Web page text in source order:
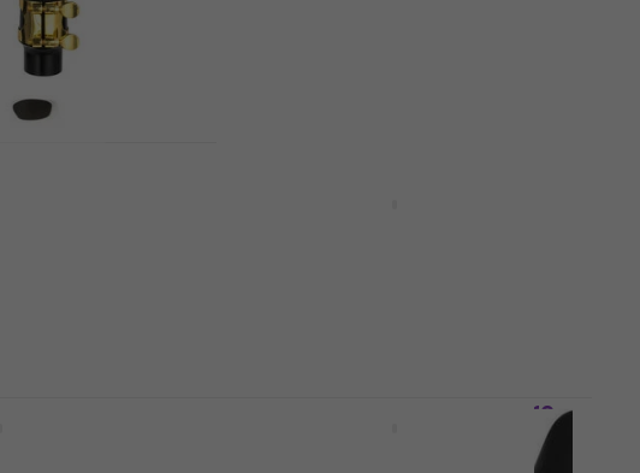
Latone AMPC-RD Hubička pre